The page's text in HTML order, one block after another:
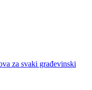
za svaki građevinski